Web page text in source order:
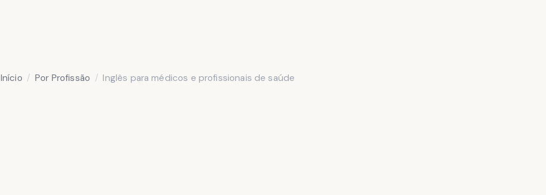
Início Por Profissão Inglês para médicos e profissionais de saúde